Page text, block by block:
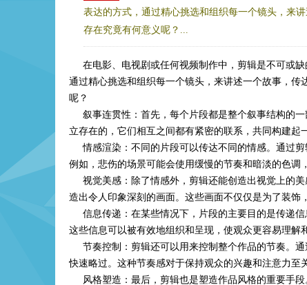
表达的方式，通过精心挑选和组织每一个镜头，来
存在究竟有何意义呢？...
在电影、电视剧或任何视频制作中，剪辑是不可或缺
通过精心挑选和组织每一个镜头，来讲述一个故事，
呢？
叙事连贯性：首先，每个片段都是整个叙事结构的一
立存在的，它们相互之间都有紧密的联系，共同构建起
情感渲染：不同的片段可以传达不同的情感。通过剪
例如，悲伤的场景可能会使用缓慢的节奏和暗淡的色调
视觉美感：除了情感外，剪辑还能创造出视觉上的美
造出令人印象深刻的画面。这些画面不仅仅是为了装饰
信息传递：在某些情况下，片段的主要目的是传递信
这些信息可以被有效地组织和呈现，使观众更容易理解
节奏控制：剪辑还可以用来控制整个作品的节奏。通
快速略过。这种节奏感对于保持观众的兴趣和注意力至
风格塑造：最后，剪辑也是塑造作品风格的重要手段